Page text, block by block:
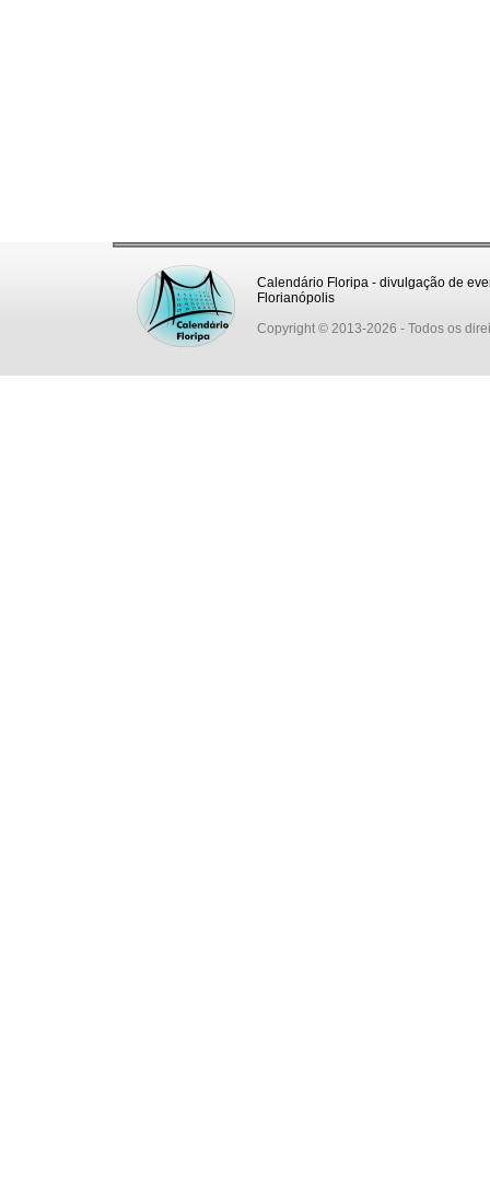
Calendário Floripa - divulgação de
Florianópolis
Copyright © 2013-2026 - Todos os